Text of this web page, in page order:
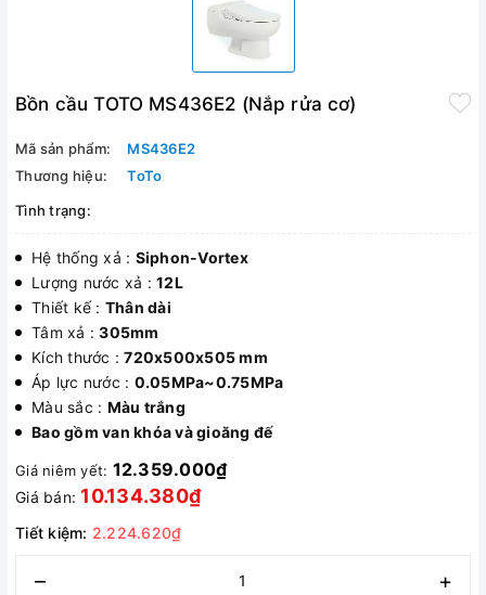
Bồn cầu TOTO MS436E2 (Nắp rửa cơ)
Mã sản phẩm:
MS436E2
Thương hiệu:
ToTo
Tình trạng:
Hệ thống xả : Siphon-Vortex
Lượng nước xả : 12L
Thiết kế : Thân dài
Tâm xả :305mm
Kích thước :720x500x505 mm
Áp lực nước : 0.05MPa~0.75MPa
Màu sắc : Màu trắng
Bao gồm van khóa và gioăng đế
Giá niêm yết: 12.359.000₫
Giá bán: 10.134.380₫
Tiết kiệm: 2.224.620₫
– +